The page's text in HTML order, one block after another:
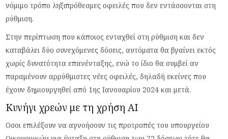
νόμιμο τρόπο ληξιπρόθεσμες οφειλές που δεν εντάσσονται στη
ρύθμιση.
Στην περίπτωση που κάποιος ενταχθεί στη ρύθμιση και δεν
καταβάλει δύο συνεχόμενες δόσεις, αυτόματα θα βγαίνει εκτός
χωρίς δυνατότητα επανένταξης, ενώ το ίδιο θα συμβεί αν
παραμένουν αρρύθμιστες νέες οφειλές, δηλαδή εκείνες που
έχουν δημιουργηθεί από 1ης Ιανουαρίου 2024 και μετά.
Κυνήγι χρεών με τη χρήση ΑΙ
Οσοι επιλέξουν να αγνοήσουν τις προτροπές του υπουργείου